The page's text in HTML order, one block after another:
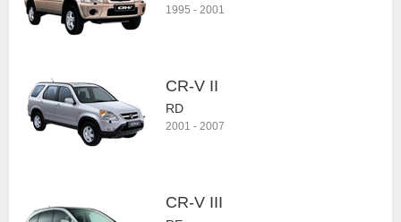
1995 - 2001
CR-V II
RD
2001 - 2007
CR-V III